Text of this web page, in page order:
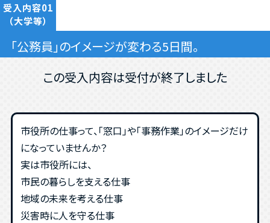
受入内容01
（大学等）
「公務員」のイメージが変わる5日間。
この受入内容は受付が終了しました
市役所の仕事って、「窓口」や「事務作業」のイメージだけ
になっていませんか？
実は市役所には、
市民の暮らしを支える仕事
地域の未来を考える仕事
災害時に人を守る仕事